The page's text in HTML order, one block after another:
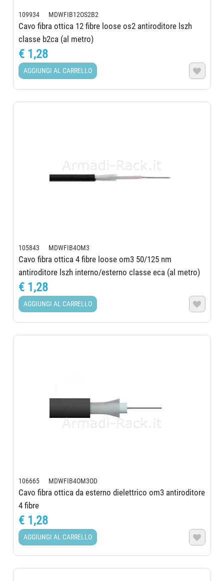
109934 MDWFIB12OS2B2
Cavo fibra ottica 12 fibre loose os2 antiroditore lszh
classe b2ca (al metro)
€ 1,28
AGGIUNGI AL CARRELLO 
105843 MDWFIB4OM3
Cavo fibra ottica 4 fibre loose om3 50/125 nm
antiroditore lszh interno/esterno classe eca (al metro)
€ 1,28
AGGIUNGI AL CARRELLO 
106665 MDWFIB4OM3OD
Cavo fibra ottica da esterno dielettrico om3 antiroditore
4 fibre
€ 1,28
AGGIUNGI AL CARRELLO 